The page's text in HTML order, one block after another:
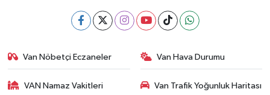
Van Nöbetçi Eczaneler Van Hava Durumu
VAN Namaz Vakitleri Van Trafik Yoğunluk Haritası